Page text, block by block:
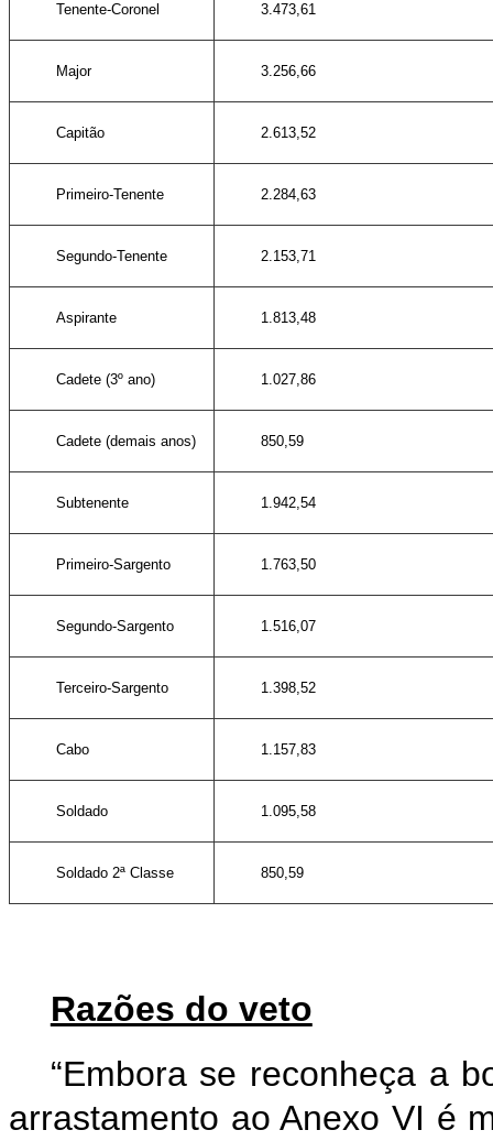
Tenente-Coronel 3.473,61
Major 3.256,66
Capitão 2.613,52
Primeiro-Tenente 2.284,63
Segundo-Tenente 2.153,71
Aspirante 1.813,48
Cadete (3º ano) 1.027,86
Cadete (demais anos) 850,59
Subtenente 1.942,54
Primeiro-Sargento 1.763,50
Segundo-Sargento 1.516,07
Terceiro-Sargento 1.398,52
Cabo 1.157,83
Soldado 1.095,58
Soldado 2ª Classe 850,59
Razões do veto
“Embora se reconheça a
arrastamento ao Anexo VI é